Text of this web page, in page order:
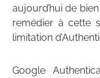
aujourd’hui de
remédier à cette
limitation
Google